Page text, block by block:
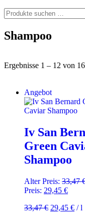
Suchen
nach:
Shampoo
Ergebnisse 1 – 12 von
Angebot
Iv San
Green
Shampoo
Alter Preis: 33,47
Preis: 29,45 €
ist:
33,47€ 29,45 € /l